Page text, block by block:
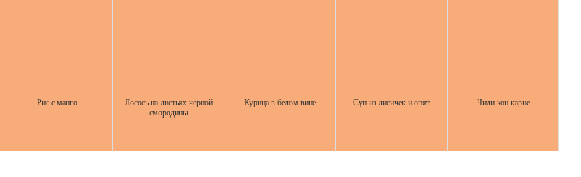
Рис с манго
Лосось на листьях чёрной
смородины
Курица в белом вине Суп из лисичек и опят Чили кон карне